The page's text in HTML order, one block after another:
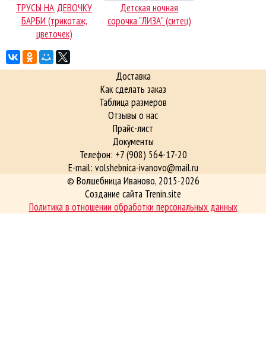
ТРУСЫ НА ДЕВОЧКУ
БАРБИ (трикотаж,
цветочек)
Детская ночная
сорочка "ЛИЗА" (ситец)
Доставка
Как сделать заказ
Таблица размеров
Отзывы о нас
Прайс-лист
Документы
Телефон: +7 (908) 564-17-20
E-mail: volshebnica-ivanovo@mail.ru
© Волшебница Иваново, 2015-2026
Создание сайта Trenin.site
Политика в отношении обработки персональных данных